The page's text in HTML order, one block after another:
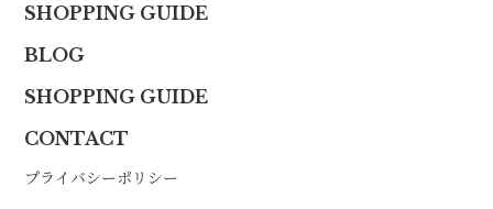
SHOPPING GUIDE
BLOG
SHOPPING GUIDE
CONTACT
プライバシーポリシー